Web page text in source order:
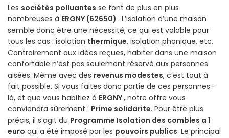
Les sociétés polluantes se font de plus en plus
nombreuses à ERGNY (62650) . L’isolation d’une maison
semble donc être une nécessité, ce qui est valable pour
tous les cas : isolation thermique, isolation phonique, etc.
Contrairement aux idées reçues, habiter dans une maison
confortable n’est pas seulement réservé aux personnes
aisées. Même avec des revenus modestes, c’est tout à
fait possible. Si vous faites donc partie de ces personnes-
là, et que vous habitiez à ERGNY, notre offre vous
conviendra sûrement : Prime solidarite. Pour être plus
précis, il s’agit du Programme Isolation des combles a 1
euro qui a été imposé par les pouvoirs publics. Le principal